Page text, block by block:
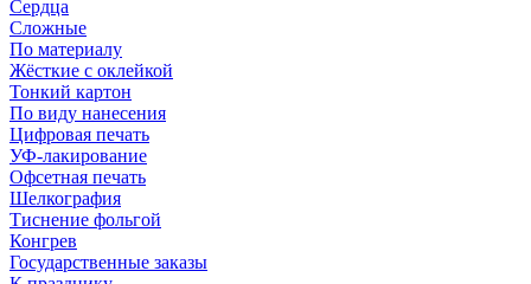
Сердца
Сложные
По материалу
Жёсткие с оклейкой
Тонкий картон
По виду нанесения
Цифровая печать
УФ-лакирование
Офсетная печать
Шелкография
Тиснение фольгой
Конгрев
Государственные заказы